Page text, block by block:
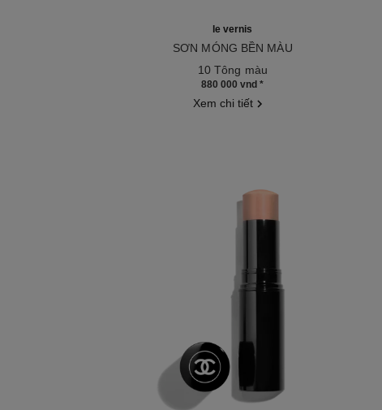
le vernis
SƠN MÓNG BỀN MÀU
10 Tông màu
880 000 vnd*
Xem chi tiết